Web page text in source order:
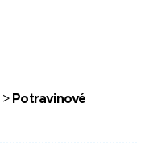
> Potravinové